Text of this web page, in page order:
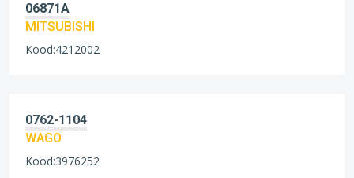
06871A
MITSUBISHI
Kood:4212002
0762-1104
WAGO
Kood:3976252